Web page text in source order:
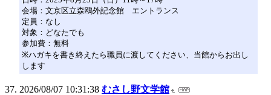
会場：文京区立森鴎外記念館 エントランス
定員：なし
対象：どなたでも
参加費：無料
※ハガキを書き終えたら職員に渡してください、当館からお出し
します
2026/08/07 10:31:38 むさし野文学館